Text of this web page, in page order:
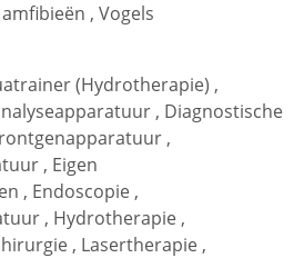
, Vogels
(Hydrotherapie) ,
, Diagnostische
,
, Eigen
, Endoscopie ,
, Hydrotherapie ,
, Lasertherapie ,